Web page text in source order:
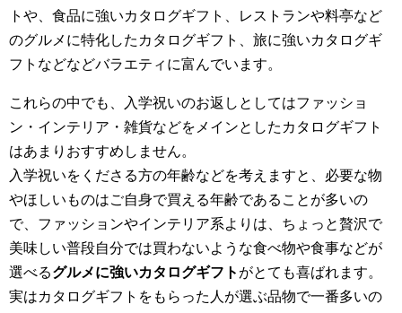
トや、食品に強いカタログギフト、レストランや料亭など
のグルメに特化したカタログギフト、旅に強いカタログギ
フトなどなどバラエティに富んでいます。
これらの中でも、入学祝いのお返しとしてはファッショ
ン・インテリア・雑貨などをメインとしたカタログギフト
はあまりおすすめしません。
入学祝いをくださる方の年齢などを考えますと、必要な物
やほしいものはご自身で買える年齢であることが多いの
で、ファッションやインテリア系よりは、ちょっと贅沢で
美味しい普段自分では買わないような食べ物や食事などが
選べるグルメに強いカタログギフト がとても喜ばれます。
実はカタログギフトをもらった人が選ぶ品物で一番多いの